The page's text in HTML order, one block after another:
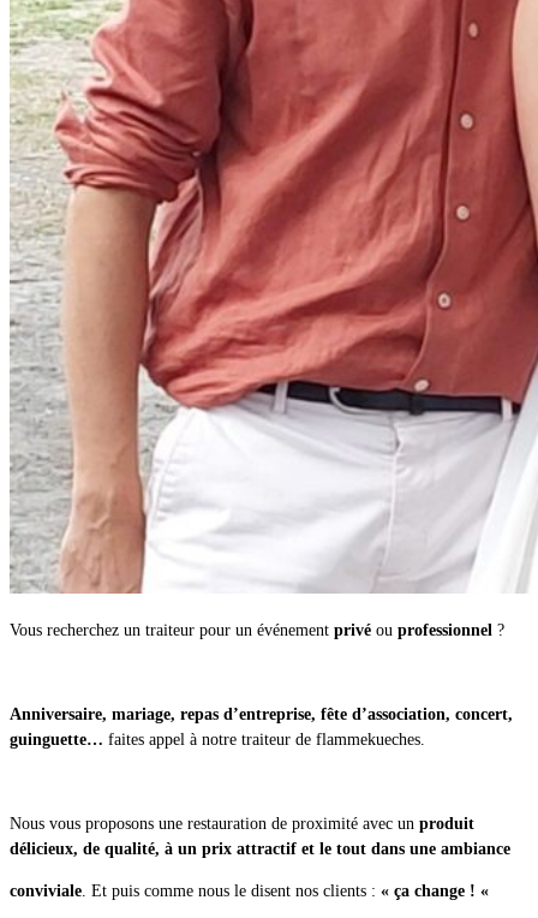
Vous recherchez un traiteur pour un événement privé ou professionnel ?
Anniversaire, mariage, repas d’entreprise, fête d’association, concert,
guinguette… faites appel à notre traiteur de flammekueches.
Nous vous proposons une restauration de proximité avec un produit
délicieux, de qualité, à un prix attractif et le tout dans une ambiance
conviviale . Et puis comme nous le disent nos clients : « ça change ! «